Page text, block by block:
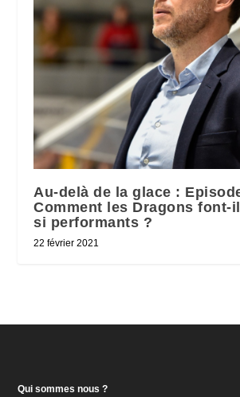
Au-delà de la glace :
Comment les Dragons font-
si performants ?
22 février 2021
Qui sommes nous ?